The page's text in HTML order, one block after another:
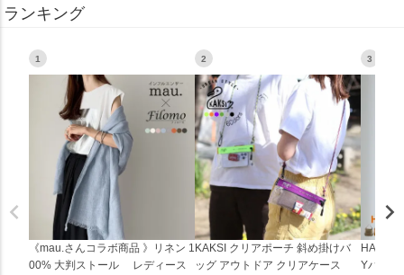
ランキング
1
《mau.さんコラボ商品 》リネン 1
00% 大判ストール レディース
2
KAKSI クリアポーチ 斜め掛けバ
ッグ アウトドア クリアケース
3
Yバッグ